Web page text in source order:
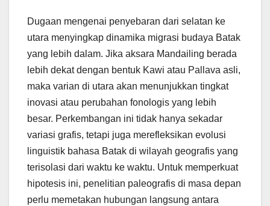
Dugaan mengenai penyebaran dari selatan ke
utara menyingkap dinamika migrasi budaya Batak
yang lebih dalam. Jika aksara Mandailing berada
lebih dekat dengan bentuk Kawi atau Pallava asli,
maka varian di utara akan menunjukkan tingkat
inovasi atau perubahan fonologis yang lebih
besar. Perkembangan ini tidak hanya sekadar
variasi grafis, tetapi juga merefleksikan evolusi
linguistik bahasa Batak di wilayah geografis yang
terisolasi dari waktu ke waktu. Untuk memperkuat
hipotesis ini, penelitian paleografis di masa depan
perlu memetakan hubungan langsung antara